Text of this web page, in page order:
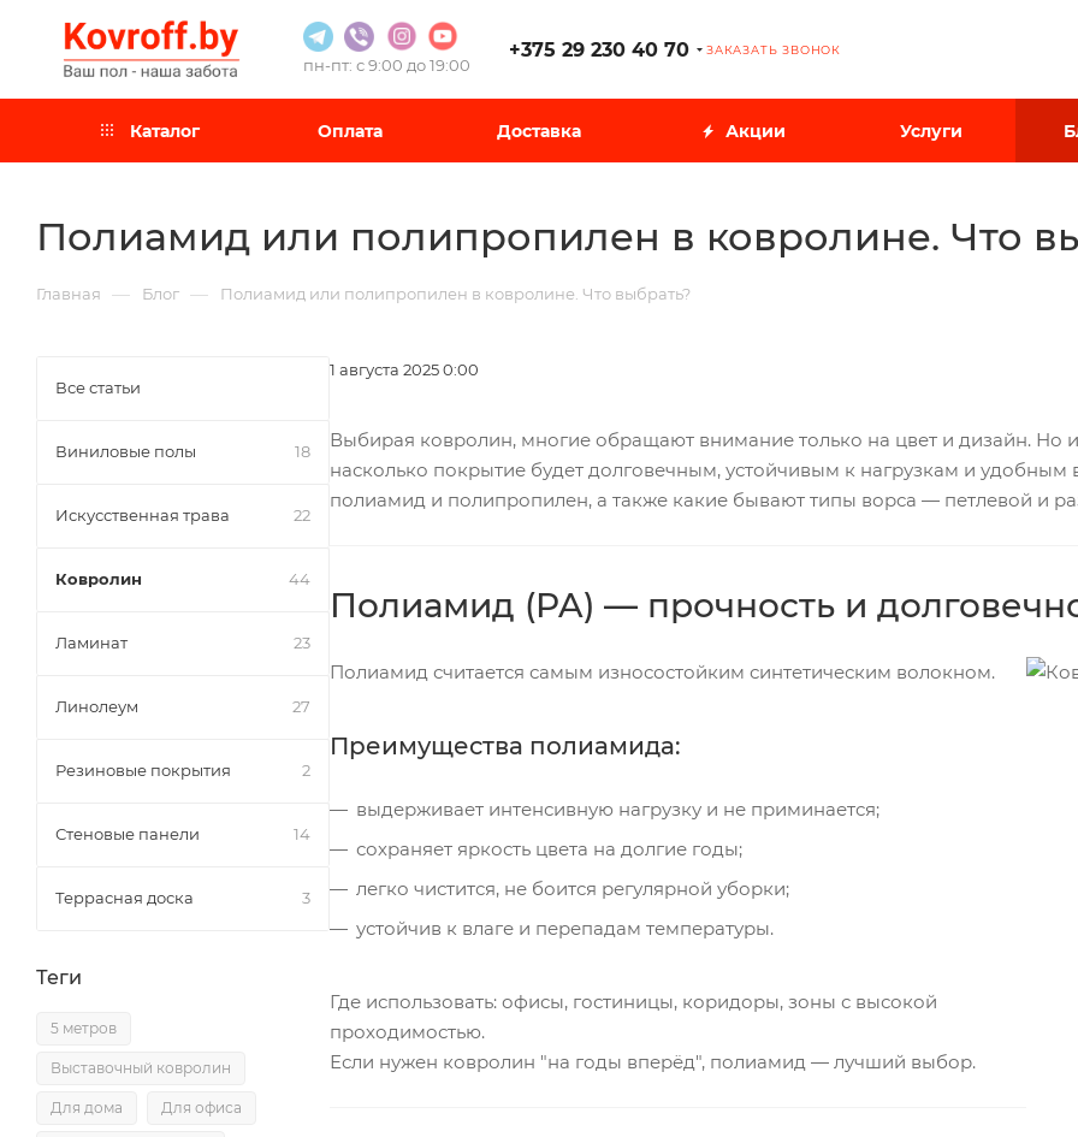
пн-пт: с 9:00 до 19:00
+375 29 230 40 70 ЗАКАЗАТЬ ЗВОНОК
Каталог Оплата Доставка Акции Услуги
Полиамид или полипропилен в ковролине. Что
Главная — Блог — Полиамид или полипропилен в ковролине. Что выбрать?
1 августа 2025 0:00
Выбирая ковролин, многие обращают внимание только на цвет и дизайн. Но
насколько покрытие будет долговечным, устойчивым к нагрузкам и удобным
полиамид и полипропилен, а также какие бывают типы ворса — петлевой и
Полиамид (PA) — прочность и
Полиамид считается самым износостойким синтетическим волокном.
Преимущества полиамида:
выдерживает интенсивную нагрузку и не приминается;
сохраняет яркость цвета на долгие годы;
легко чистится, не боится регулярной уборки;
устойчив к влаге и перепадам температуры.
Где использовать: офисы, гостиницы, коридоры, зоны с высокой
проходимостью.
Если нужен ковролин "на годы вперёд", полиамид — лучший выбор.
Все статьи
Виниловые полы 18
Искусственная трава 22
Ковролин 44
Ламинат 23
Линолеум 27
Резиновые покрытия 2
Стеновые панели 14
Террасная доска 3
Теги
5 метров
Выставочный ковролин
Для дома Для офиса